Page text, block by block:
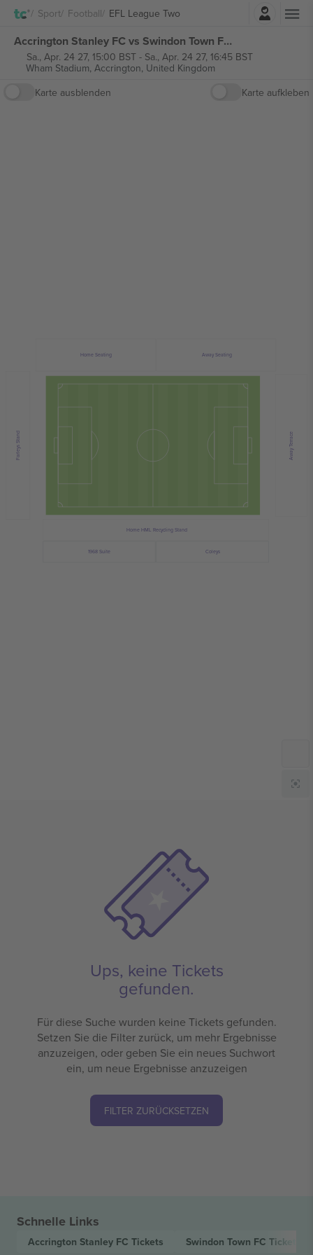
Sport Football EFL League TwoEinloggen
Accrington Stanley FC vs Swindon Town FC EFL League Two tickets
Sa., Apr. 24 27, 15:00 BST- Sa., Apr. 24 27, 16:45 BST
Wham Stadium, Accrington, United Kingdom
Karte ausblenden
Karte aufkleben
Home Seating Away Seating
Away Terrace
Home HML Recycling Stand
Farleys Stand
Coleys
1968 Suite
Ups, keine Tickets
gefunden.
Für diese Suche wurden keine Tickets gefunden.
Setzen Sie die Filter zurück, um mehr Ergebnisse
anzuzeigen, oder geben Sie ein neues Suchwort
ein, um neue Ergebnisse anzuzeigen
FILTER ZURÜCKSETZEN
Schnelle Links
Accrington Stanley FC Tickets Swindon Town FC Tickets